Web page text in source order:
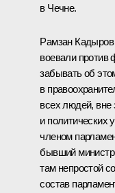
в Чечне.
Рамзан Кадыров
воевали против
забывать об
в
всех людей, вне
и политических
членом
бывший
там непростой
состав